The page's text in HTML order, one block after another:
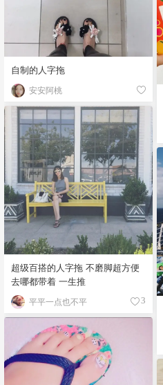
自制的人字拖
安安阿桃
超级百搭的人字拖 不磨脚超方便
去哪都带着 一生推
平平一点也不平 3